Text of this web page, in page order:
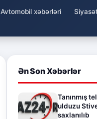
Avtomobil xəbərləri
Ən Son Xəbərlər
Tanınmış
ulduzu
saxlanılıb